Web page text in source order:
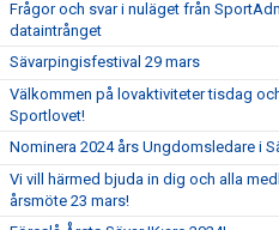
Frågor och svar i nuläget från
dataintrånget
Sävarpingisfestival 29 mars
Välkommen på lovaktiviteter tisdag
Sportlovet!
Nominera 2024 års Ungdomsledare i
Vi vill härmed bjuda in dig och alla
årsmöte 23 mars!